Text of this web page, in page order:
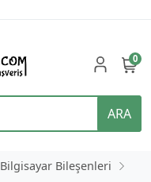
ARA
0
Bilgisayar Bileşenleri